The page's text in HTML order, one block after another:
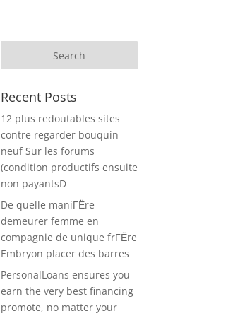
Recent Posts
12 plus redoutables sites
contre regarder bouquin
neuf Sur les forums
(condition productifs ensuite
non payantsD
De quelle maniГЁre
demeurer femme en
compagnie de unique frГЁre
Embryon placer des barres
PersonalLoans ensures you
earn the very best financing
promote, no matter your